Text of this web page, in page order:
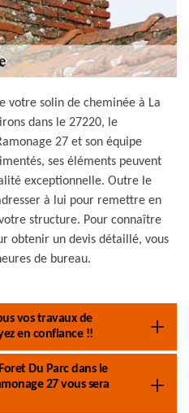
votre solin de cheminée à La
dans le 27220, le
27 et son équipe
ses éléments peuvent
exceptionnelle. Outre le
à lui pour remettre en
structure. Pour connaître
obtenir un devis détaillé, vous
de bureau.
vos travaux de
en confiance !!
Du Parc dans le
27 vous sera